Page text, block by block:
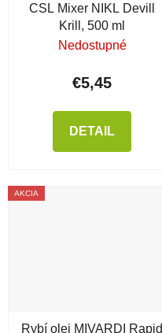
CSL Mixer NIKL Devill
Krill, 500 ml
Nedostupné
€5,45
DETAIL
AKCIA
Rybí olej MIVARDI Rapid